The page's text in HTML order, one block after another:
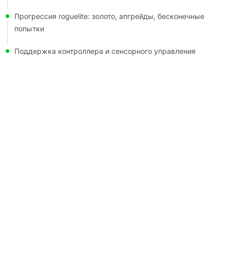
Прогрессия roguelite: золото, апгрейды, бесконечные
попытки
Поддержка контроллера и сенсорного управления